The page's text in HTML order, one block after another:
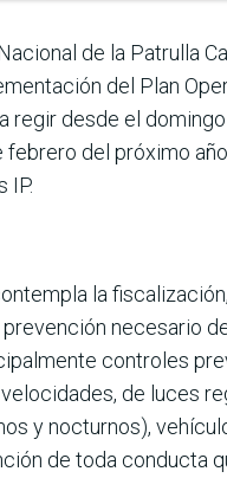
de la Patrulla
del Plan
regir desde el
febrero del próximo
IP.
la
necesario
controles
de luces
y noctur­nos),
de toda conducta